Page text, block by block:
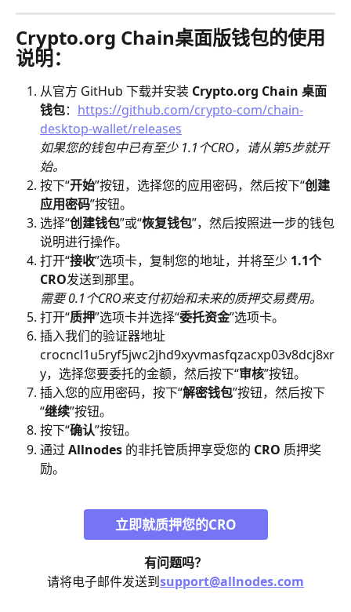
Crypto.org Chain桌面版钱包的使用
说明：
从官方 GitHub 下载并安装 Crypto.org Chain 桌面
钱包： https://github.com/crypto-com/chain-
desktop-wallet/releases
如果您的钱包中已有至少 1.1个CRO，请从第5步就开
始。
按下“开始”按钮，选择您的应用密码，然后按下“创建
应用密码”按钮。
选择“创建钱包”或“恢复钱包”，然后按照进一步的钱包
说明进行操作。
打开“接收”选项卡，复制您的地址，并将至少 1.1个
CRO发送到那里。
​需要 0.1个CRO来支付初始和未来的质押交易费用。
打开“质押”选项卡并选择“委托资金”选项卡。
插入我们的验证器地址
crocncl1u5ryf5jwc2jhd9xyvmasfqzacxp03v8dcj8xr
y，选择您要委托的金额，然后按下“审核”按钮。
插入您的应用密码，按下“解密钱包”按钮，然后按下
“继续”按钮。
按下“确认”按钮。
通过 Allnodes 的非托管质押享受您的 CRO 质押奖
励。
立即就质押您的CRO
有问题吗？
请将电子邮件发送到support@allnodes.com